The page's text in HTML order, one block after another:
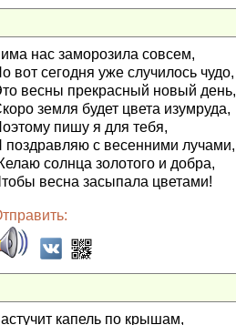
нас заморозила совсем,
вот сегодня уже случилось чудо,
весны прекрасный новый день,
земля будет цвета изумруда,
пишу я для тебя,
поздравляю с весенними лучами,
солнца золотого и добра,
весна засыпала цветами!
капель по крышам,